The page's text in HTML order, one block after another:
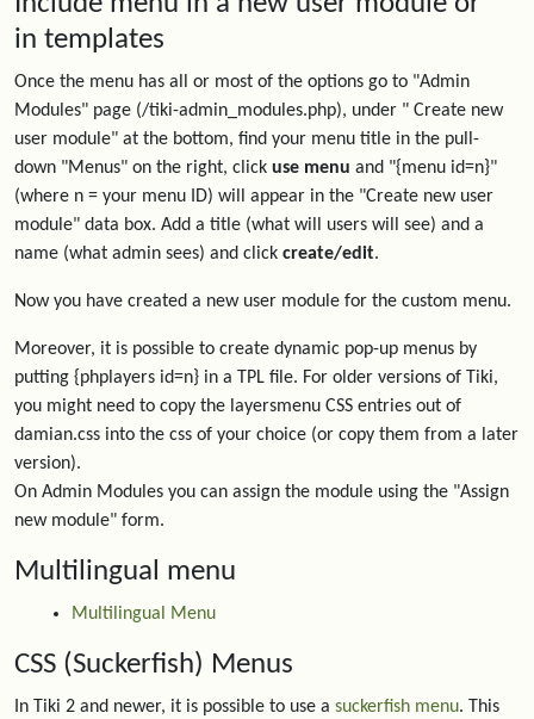
in templates
Once the menu has all or most of the options go to "Admin
Modules" page (/tiki-admin_modules.php), under " Create new
user module" at the bottom, find your menu title in the pull-
down "Menus" on the right, click use menu and "{menu id=n}"
(where n = your menu ID) will appear in the "Create new user
module" data box. Add a title (what will users will see) and a
name (what admin sees) and click create/edit.
Now you have created a new user module for the custom menu.
Moreover, it is possible to create dynamic pop-up menus by
putting {phplayers id=n} in a TPL file. For older versions of Tiki,
you might need to copy the layersmenu CSS entries out of
damian.css into the css of your choice (or copy them from a later
version).
On Admin Modules you can assign the module using the "Assign
new module" form.
Multilingual menu
Multilingual Menu
CSS (Suckerfish) Menus
In Tiki 2 and newer, it is possible to use a suckerfish menu. This